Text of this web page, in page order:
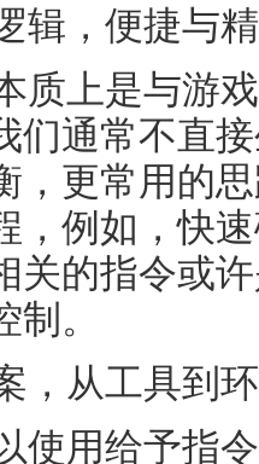
辑，便捷与
质上是与游
们通常不直
，更常用的
，例如，快
关的指令或
。
，从工具到
使用给予指